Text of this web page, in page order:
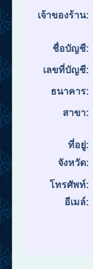
เจ้าของร้าน:
ชื่อบัญชี:
เลขที่บัญชี:
ธนาคาร:
สาขา:
ที่อยู่:
จังหวัด:
โทรศัพท์:
อีเมล์: